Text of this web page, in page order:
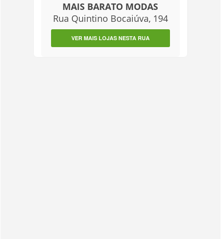
MAIS BARATO MODAS
Rua Quintino Bocaiúva, 194
VER MAIS LOJAS NESTA RUA